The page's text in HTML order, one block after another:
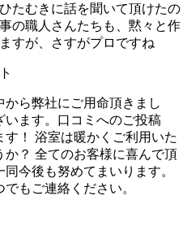
たむきに話を聞いて頂けたの
の職人さんたちも、黙々と作
すが、さすがプロですね
ら弊社にご用命頂きまし
います。口コミへのご投稿
す！ 浴室は暖かくご利用いた
か？ 全てのお客様に喜んで頂
今後も努めてまいります。
もご連絡ください。